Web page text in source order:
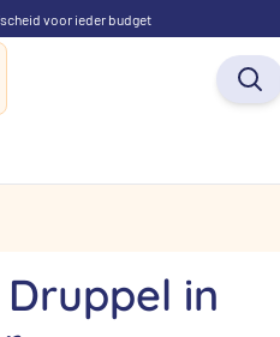
voor ieder budget
in